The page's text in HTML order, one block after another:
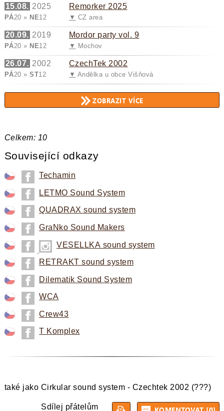
15.08. 2025
PÁ20 » NE12
Remorker 2025
▼ CZ area
20.09. 2019
PÁ20 » NE12
Mordor party vol. 9
▼ Mochov
26.07. 2002
PÁ20 »ST12
CzechTek 2002
▼ Andělka u obce Višňová
ZOBRAZIT VÍCE
Celkem: 10
Související odkazy
Techamin
LETMO Sound System
QUADRAX sound system
GraNko Sound Makers
VESELLKA sound system
RETRAKT sound system
Dilematik Sound System
WCA
Crew43
T Komplex
také jako Cirkular sound system - Czechtek 2002 (???)
Sdílej přátelům